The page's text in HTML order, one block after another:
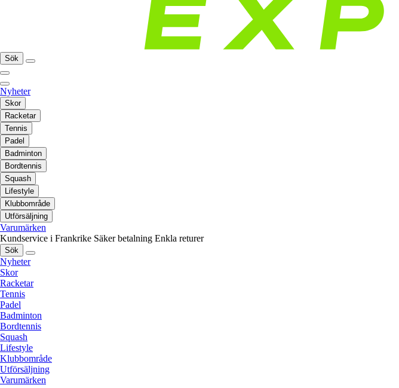
Sök
Nyheter
Skor
Racketar
Tennis
Padel
Badminton
Bordtennis
Squash
Lifestyle
Klubbområde
Utförsäljning
Varumärken
Kundservice i Frankrike Säker betalning Enkla returer
Sök
Nyheter
Skor
Racketar
Tennis
Padel
Badminton
Bordtennis
Squash
Lifestyle
Klubbområde
Utförsäljning
Varumärken